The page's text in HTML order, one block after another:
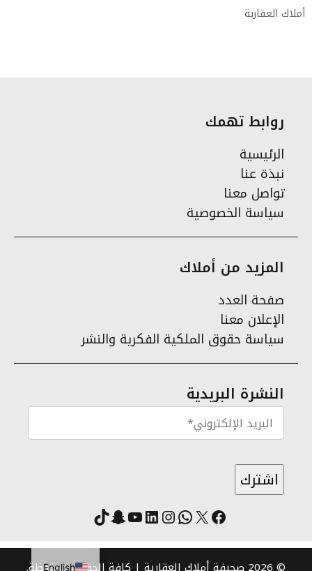
أملاك العقارية
روابط تهمك
الرئيسية
نبذة عنا
تواصل معنا
سياسة الخصوصية
المزيد من أملاك
صفحة العدد
الإعلان معنا
سياسة حقوق الملكية الفكرية والنشر
النشرة البريدية
فيسبوك
X واتساب
انستقرام
لينكد إنيوتيوب
سناب شات
تيك توك
English